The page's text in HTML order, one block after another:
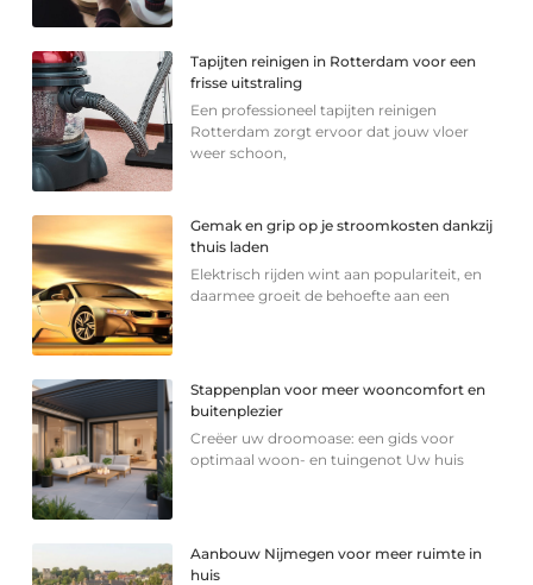
Tapijten reinigen in Rotterdam voor een
frisse uitstraling
Een professioneel tapijten reinigen
Rotterdam zorgt ervoor dat jouw vloer
weer schoon,
Gemak en grip op je stroomkosten dankzij
thuis laden
Elektrisch rijden wint aan populariteit, en
daarmee groeit de behoefte aan een
Stappenplan voor meer wooncomfort en
buitenplezier
Creëer uw droomoase: een gids voor
optimaal woon- en tuingenot Uw huis
Aanbouw Nijmegen voor meer ruimte in
huis